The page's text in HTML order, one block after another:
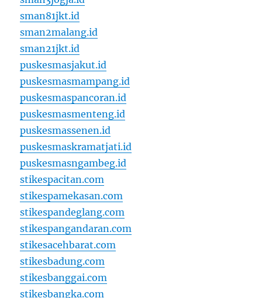
sman81jkt.id
sman2malang.id
sman21jkt.id
puskesmasjakut.id
puskesmasmampang.id
puskesmaspancoran.id
puskesmasmenteng.id
puskesmassenen.id
puskesmaskramatjati.id
puskesmasngambeg.id
stikespacitan.com
stikespamekasan.com
stikespandeglang.com
stikespangandaran.com
stikesacehbarat.com
stikesbadung.com
stikesbanggai.com
stikesbangka.com